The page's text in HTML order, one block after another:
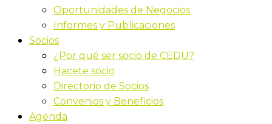
Oportunidades de Negocios
Informes y Publicaciones
Socios
¿Por qué ser socio de CEDU?
Hacete socio
Directorio de Socios
Convenios y Beneficios
Agenda